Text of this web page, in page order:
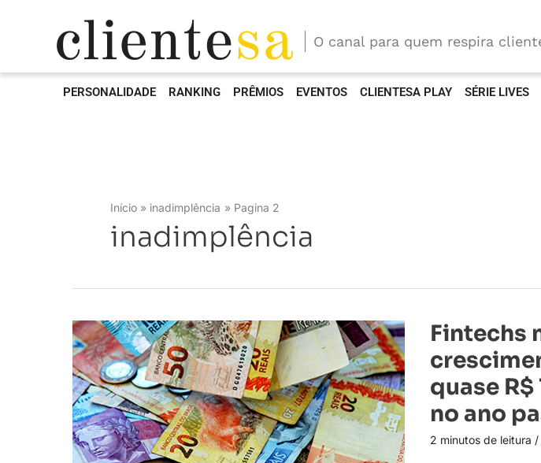
O canal para quem respira
PERSONALIDADE RANKING PRÊMIOS EVENTOS CLIENTESA PLAY SÉRIE LIVES
Início inadimplência Pagina 2
inadimplência
Fintechs
quase
no ano
2 minutos de leitura /
Fintechs
mantêm
crescimento
concedendo
R$
bi
em
crédito